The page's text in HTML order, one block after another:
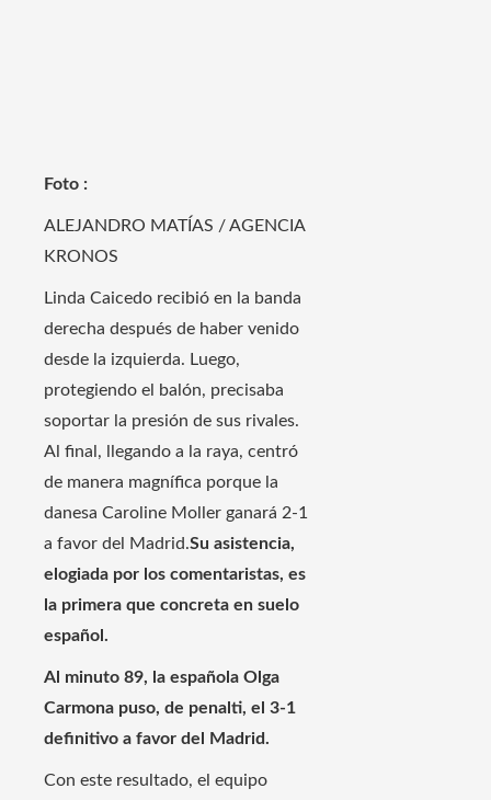
Foto :
ALEJANDRO MATÍAS / AGENCIA
KRONOS
Linda Caicedo recibió en la banda
derecha después de haber venido
desde la izquierda. Luego,
protegiendo el balón, precisaba
soportar la presión de sus rivales.
Al final, llegando a la raya, centró
de manera magnífica porque la
danesa Caroline Moller ganará 2-1
a favor del Madrid.Su asistencia,
elogiada por los comentaristas, es
la primera que concreta en suelo
español.
Al minuto 89, la española Olga
Carmona puso, de penalti, el 3-1
definitivo a favor del Madrid.
Con este resultado, el equipo